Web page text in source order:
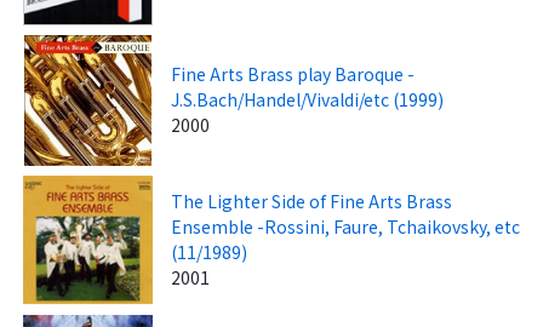
Fine Arts Brass play Baroque -
J.S.Bach/Handel/Vivaldi/etc (1999)
2000
The Lighter Side of Fine Arts Brass
Ensemble -Rossini, Faure, Tchaikovsky, etc
(11/1989)
2001